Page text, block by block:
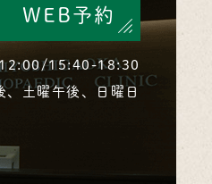
WEB予約
12:00/15:40-18:30
、土曜午後、日曜日